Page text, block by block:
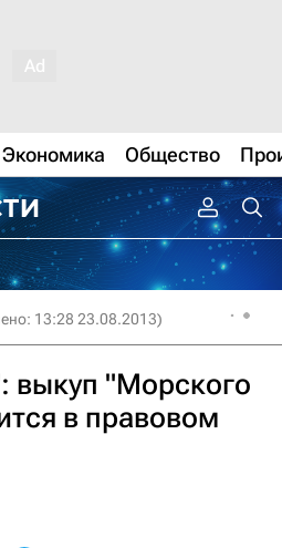
Экономика Общество
13:28 23.08.2013)
выкуп "Морского
в правовом